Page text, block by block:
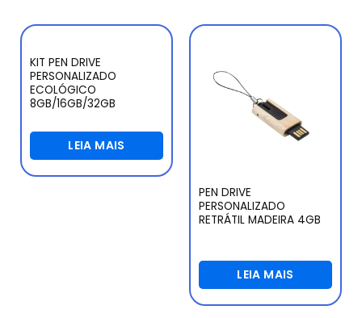
KIT PEN DRIVE
PERSONALIZADO
ECOLÓGICO
8GB/16GB/32GB
LEIA MAIS
PEN DRIVE
PERSONALIZADO
RETRÁTIL MADEIRA 4GB
LEIA MAIS